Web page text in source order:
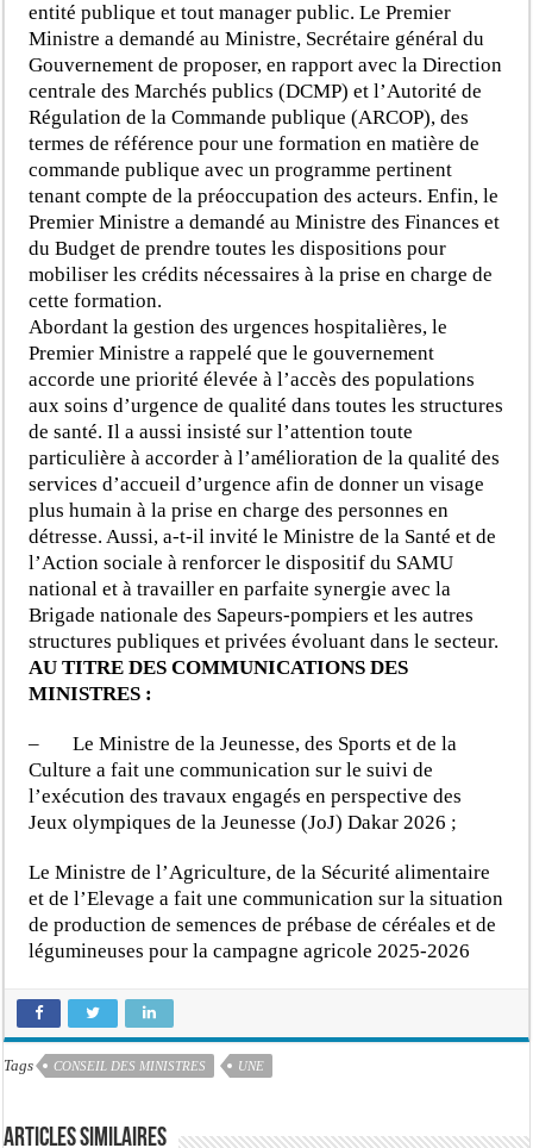
entité publique et tout manager public. Le Premier
Ministre a demandé au Ministre, Secrétaire général du
Gouvernement de proposer, en rapport avec la Direction
centrale des Marchés publics (DCMP) et l’Autorité de
Régulation de la Commande publique (ARCOP), des
termes de référence pour une formation en matière de
commande publique avec un programme pertinent
tenant compte de la préoccupation des acteurs. Enfin, le
Premier Ministre a demandé au Ministre des Finances et
du Budget de prendre toutes les dispositions pour
mobiliser les crédits nécessaires à la prise en charge de
cette formation.
Abordant la gestion des urgences hospitalières, le
Premier Ministre a rappelé que le gouvernement
accorde une priorité élevée à l’accès des populations
aux soins d’urgence de qualité dans toutes les structures
de santé. Il a aussi insisté sur l’attention toute
particulière à accorder à l’amélioration de la qualité des
services d’accueil d’urgence afin de donner un visage
plus humain à la prise en charge des personnes en
détresse. Aussi, a-t-il invité le Ministre de la Santé et de
l’Action sociale à renforcer le dispositif du SAMU
national et à travailler en parfaite synergie avec la
Brigade nationale des Sapeurs-pompiers et les autres
structures publiques et privées évoluant dans le secteur.
AU TITRE DES COMMUNICATIONS DES
MINISTRES :
– Le Ministre de la Jeunesse, des Sports et de la
Culture a fait une communication sur le suivi de
l’exécution des travaux engagés en perspective des
Jeux olympiques de la Jeunesse (JoJ) Dakar 2026 ;
Le Ministre de l’Agriculture, de la Sécurité alimentaire
et de l’Elevage a fait une communication sur la situation
de production de semences de prébase de céréales et de
légumineuses pour la campagne agricole 2025-2026
Tags CONSEIL DES MINISTRES UNE
Articles similaires